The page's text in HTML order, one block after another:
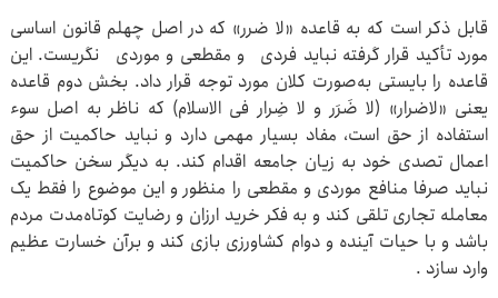
قابل ذکر است که به قاعده «لا ضرر» که در اصل چهلم قانون اساسی
مورد تأکید قرار گرفته نباید فردی و مقطعی و موردی نگریست. این
قاعده را بایستی به‌صورت کلان مورد توجه قرار داد. بخش دوم قاعده
یعنی «لاضرار» (لا ضَرَر و لا ضِرار فی الاسلام) که ناظر به اصل سوء
استفاده از حق است، مفاد بسیار مهمی دارد و نباید حاکمیت از حق
اعمال تصدی خود به زیان جامعه اقدام کند. به دیگر سخن حاکمیت
نباید صرفا منافع موردی و مقطعی را منظور و این موضوع را فقط یک
معامله تجاری تلقی کند و به فکر خرید ارزان و رضایت کوتاه‌مدت مردم
باشد و با حیات آینده و دوام کشاورزی بازی کند و برآن خسارت عظیم
وارد سازد .